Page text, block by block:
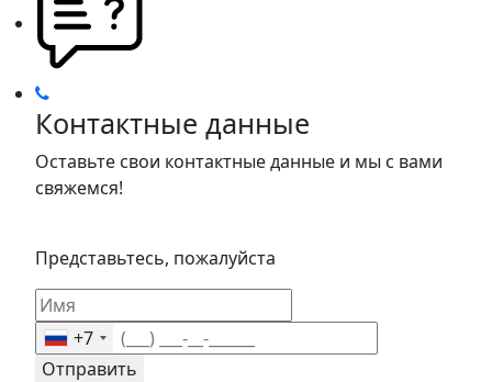
Контактные данные
Оставьте свои контактные данные и мы с вами
свяжемся!
Представьтесь, пожалуйста
+7
Отправить